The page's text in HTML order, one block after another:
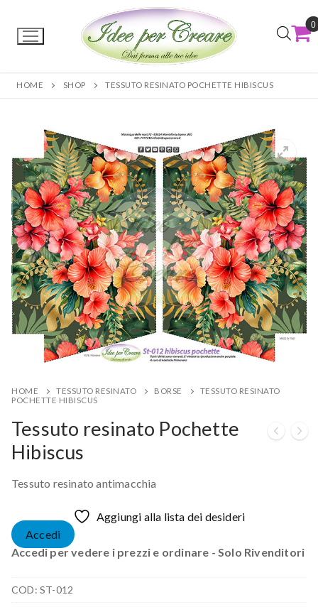
0
HOME SHOP TESSUTO RESINATO POCHETTE HIBISCUS
HOME TESSUTO RESINATO BORSE
TESSUTO RESINATO
POCHETTE HIBISCUS
Tessuto resinato Pochette
Hibiscus
Tessuto resinato antimacchia
Aggiungi alla lista dei desideri
Accedi
Accedi per vedere i prezzi e ordinare - Solo Rivenditori
COD: ST-012